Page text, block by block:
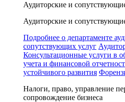
Аудиторские и
Аудиторские и
Подробнее о департаменте
сопутствующих услуг
Консультационные услуги в
учета и финансовой
устойчивого развития
Налоги, право, управление
сопровождение бизнеса